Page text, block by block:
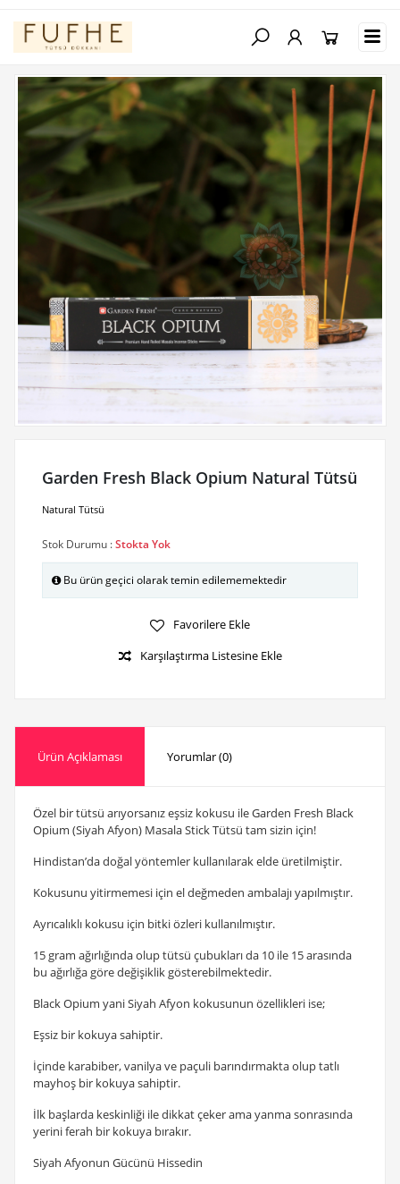
Garden Fresh Black Opium Natural Tütsü
Natural Tütsü
Stok Durumu :Stokta Yok
Bu ürün geçici olarak temin edilememektedir
Favorilere Ekle
Karşılaştırma Listesine Ekle
Ürün Açıklaması Yorumlar (0)
Özel bir tütsü arıyorsanız eşsiz kokusu ile Garden Fresh Black
Opium (Siyah Afyon) Masala Stick Tütsü tam sizin için!
Hindistan’da doğal yöntemler kullanılarak elde üretilmiştir.
Kokusunu yitirmemesi için el değmeden ambalajı yapılmıştır.
Ayrıcalıklı kokusu için bitki özleri kullanılmıştır.
15 gram ağırlığında olup tütsü çubukları da 10 ile 15 arasında
bu ağırlığa göre değişiklik gösterebilmektedir.
Black Opium yani Siyah Afyon kokusunun özellikleri ise;
Eşsiz bir kokuya sahiptir.
İçinde karabiber, vanilya ve paçuli barındırmakta olup tatlı
mayhoş bir kokuya sahiptir.
İlk başlarda keskinliği ile dikkat çeker ama yanma sonrasında
yerini ferah bir kokuya bırakır.
Siyah Afyonun Gücünü Hissedin